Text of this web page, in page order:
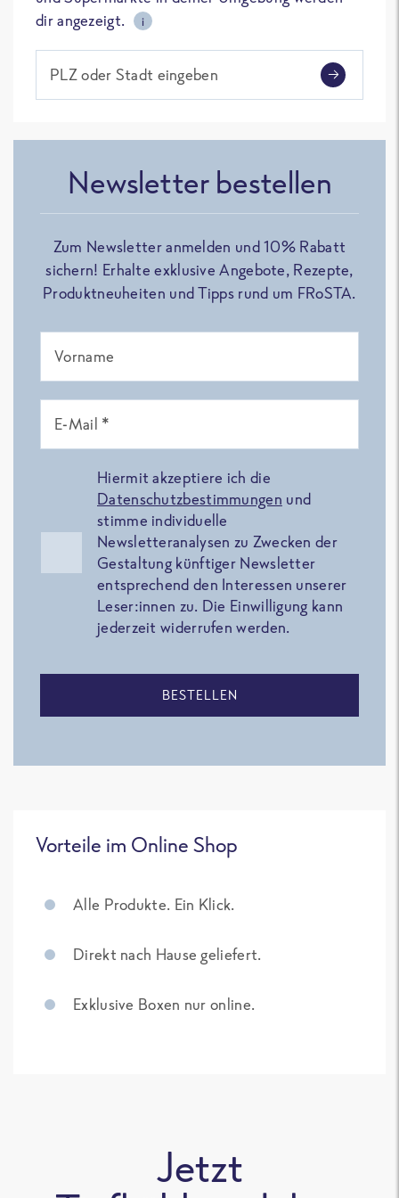
dir angezeigt.
i
PLZ oder Stadt eingeben
Newsletter bestellen
Zum Newsletter anmelden und 10% Rabatt
sichern! Erhalte exklusive Angebote, Rezepte,
Produktneuheiten und Tipps rund um FRoSTA.
Vorname
E-Mail *
Hiermit akzeptiere ich die
Datenschutzbestimmungen und
stimme individuelle
Newsletteranalysen zu Zwecken der
Gestaltung künftiger Newsletter
entsprechend den Interessen unserer
Leser:innen zu. Die Einwilligung kann
jederzeit widerrufen werden.
BESTELLEN
Vorteile im Online Shop
Alle Produkte. Ein Klick.
Direkt nach Hause geliefert.
Exklusive Boxen nur online.
Jetzt